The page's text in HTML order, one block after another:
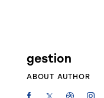
gestion
ABOUT AUTHOR